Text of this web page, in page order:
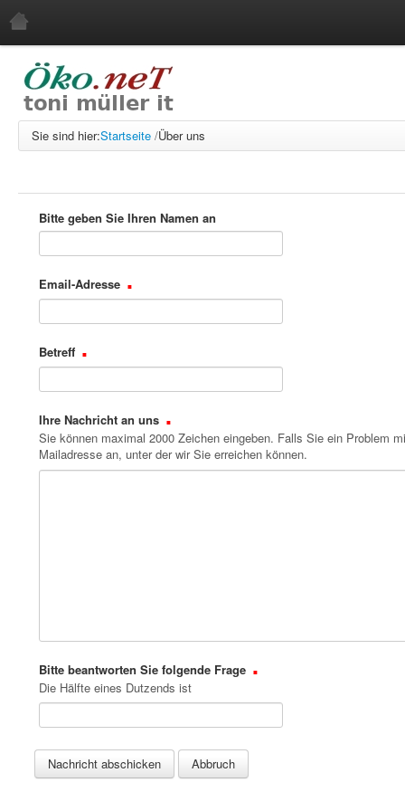
Über uns
Internet-Ingenieurbüro
Impressum
Referenzkunden
Leistungen
Web-Entwicklung
Webservice
Softwareentwicklung
OpenBSD für Ihre Sicherheit
Internet
Sie sind hier:Startseite /Über uns
Bitte geben Sie Ihren Namen an
Email-Adresse
Betreff
Ihre Nachricht an uns
Sie können maximal 2000 Zeichen eingeben. Falls Sie ein Problem
Mailadresse an, unter der wir Sie erreichen können.
Bitte beantworten Sie folgende Frage
Die Hälfte eines Dutzends ist